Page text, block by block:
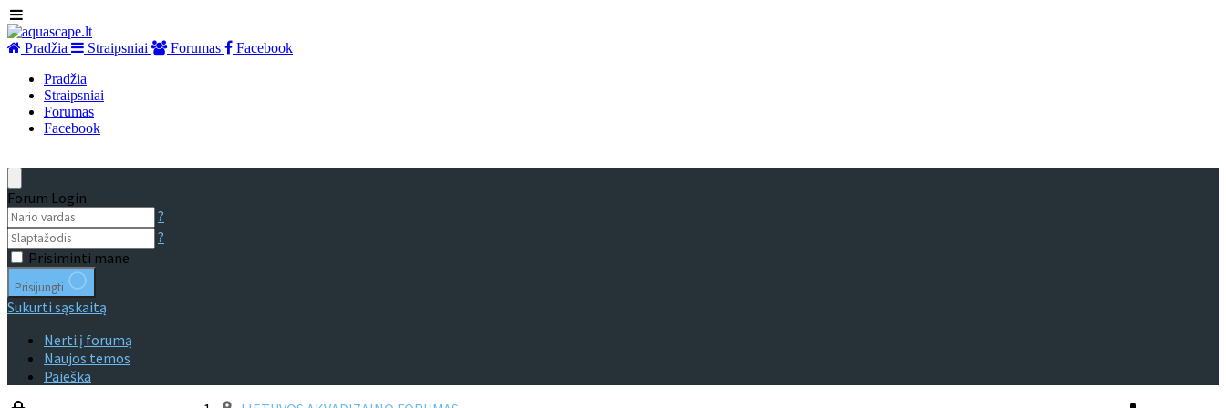
Pradžia Straipsniai Forumas
Facebook
Pradžia
Straipsniai
Forumas
Facebook
Forum Login
?
?
Prisiminti mane
Prisijungti
Sukurti sąskaitą
Nerti į forumą
Naujos temos
Paieška